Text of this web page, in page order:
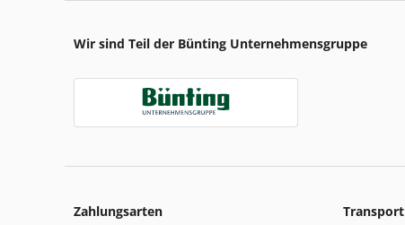
Wir sind Teil der Bünting Unternehmensgruppe
Zahlungsarten Transport